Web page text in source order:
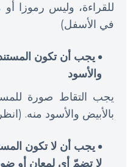
للقراءة، وليس رموزا
في الأسفل)
يجب أن تكون
والأسود
يجب التقاط صورة
بالأبيض والأسود منه.
يجب أن لا تكون
لا تضمّ أي لمعان أو